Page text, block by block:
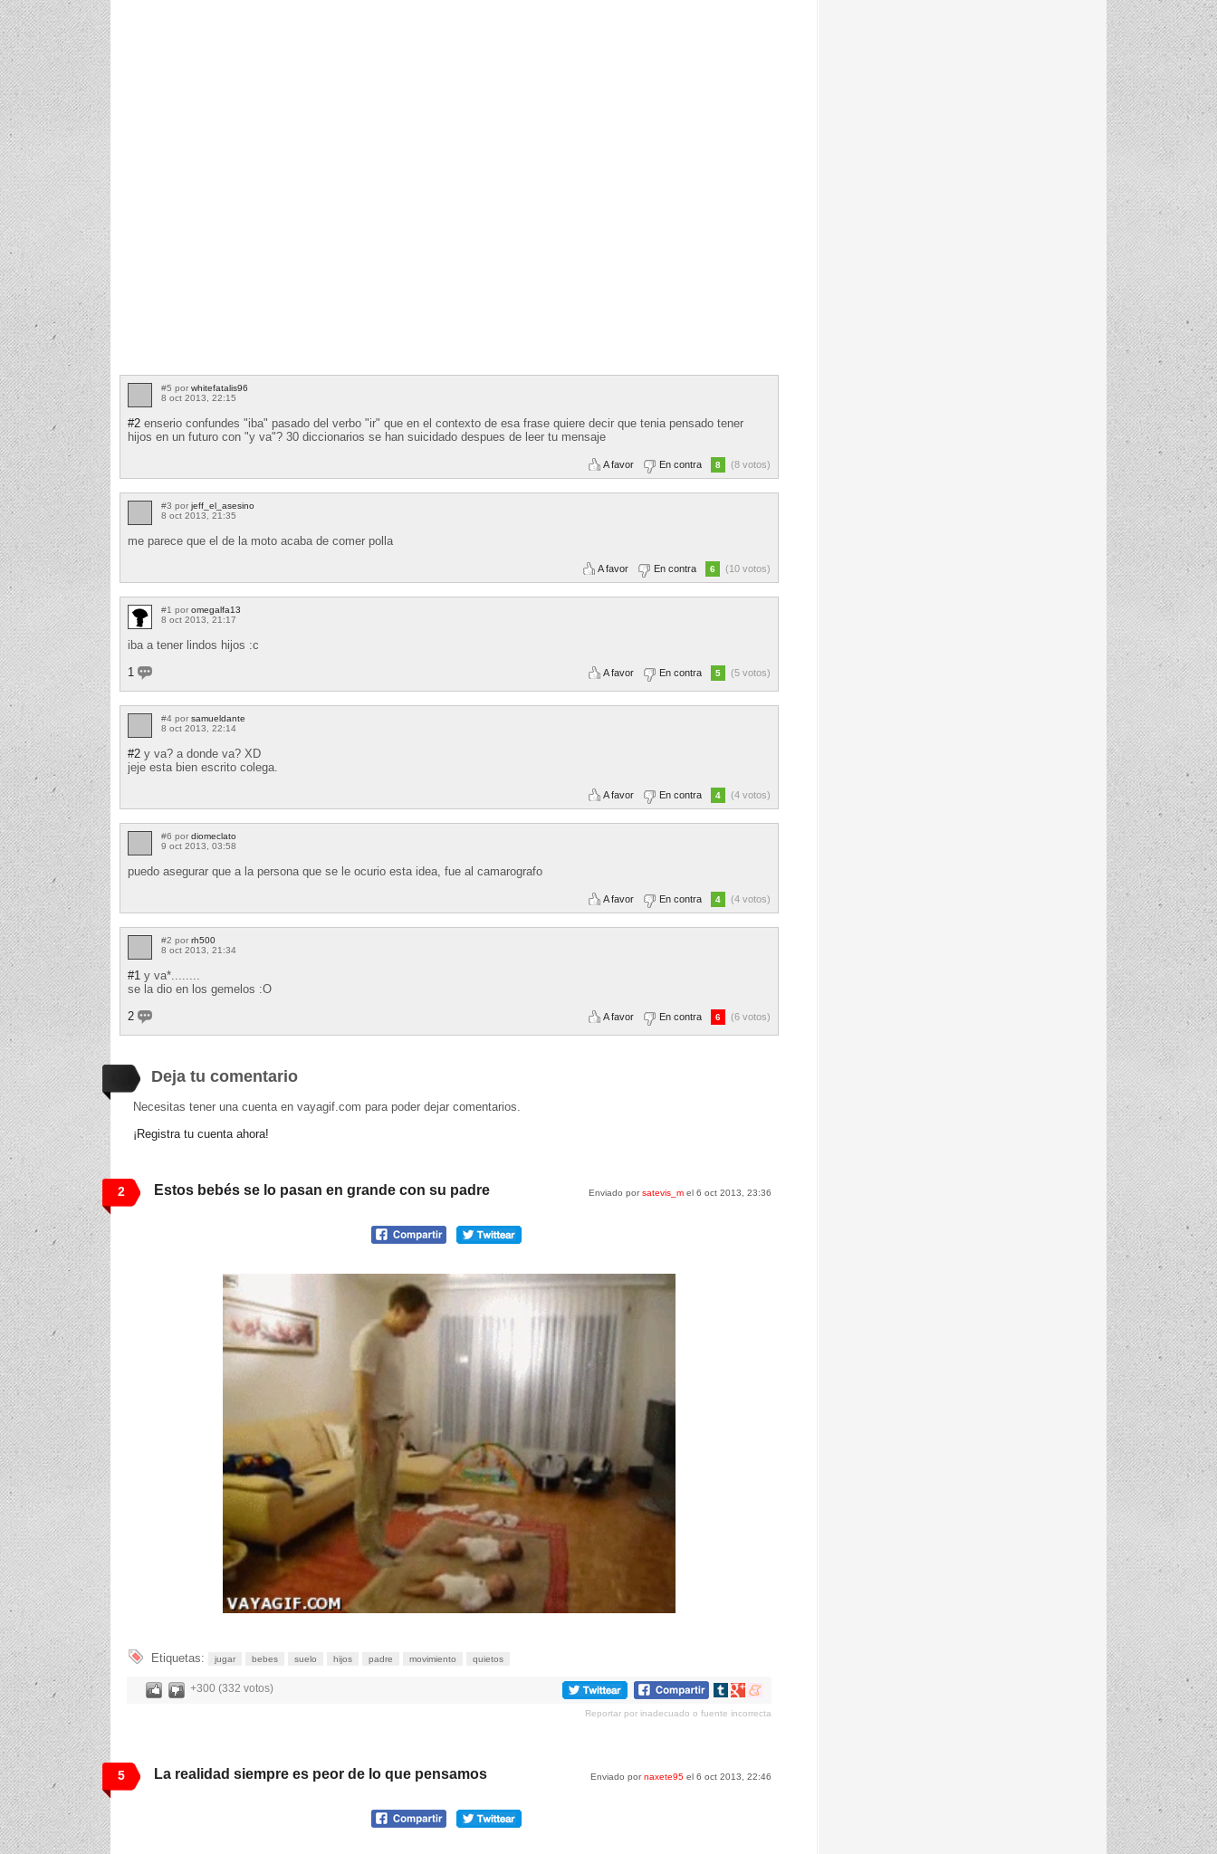
#5 por whitefatalis96
8 oct 2013, 22:15
#2 enserio confundes "iba" pasado del verbo "ir" que en el contexto de esa frase quiere decir que tenia pensado tener
hijos en un futuro con "y va"? 30 diccionarios se han suicidado despues de leer tu mensaje
A favor En contra 8 (8 votos)
#3 por jeff_el_asesino
8 oct 2013, 21:35
me parece que el de la moto acaba de comer polla
A favor En contra 6 (10 votos)
#1 por omegalfa13
8 oct 2013, 21:17
iba a tener lindos hijos :c
1
A favor En contra 5 (5 votos)
#4 por samueldante
8 oct 2013, 22:14
#2 y va? a donde va? XD
jeje esta bien escrito colega.
A favor En contra 4 (4 votos)
#6 por diomeclato
9 oct 2013, 03:58
puedo asegurar que a la persona que se le ocurio esta idea, fue al camarografo
A favor En contra 4 (4 votos)
#2 por rh500
8 oct 2013, 21:34
#1 y va*........
se la dio en los gemelos :O
2
A favor En contra 6 (6 votos)
Deja tu comentario
Necesitas tener una cuenta en vayagif.com para poder dejar comentarios.
¡Registra tu cuenta ahora!
2 Enviado porsatevis_m el 6 oct 2013, 23:36
Estos bebés se lo pasan en grande con su padre
Etiquetas: jugar bebes suelo hijos padre movimiento quietos
+300 (332 votos)
Compartir
tumblr
Compartir
Google+
Compartir
meneame
Reportar por inadecuado o fuente incorrecta
5 Enviado pornaxete95 el 6 oct 2013, 22:46
La realidad siempre es peor de lo que pensamos